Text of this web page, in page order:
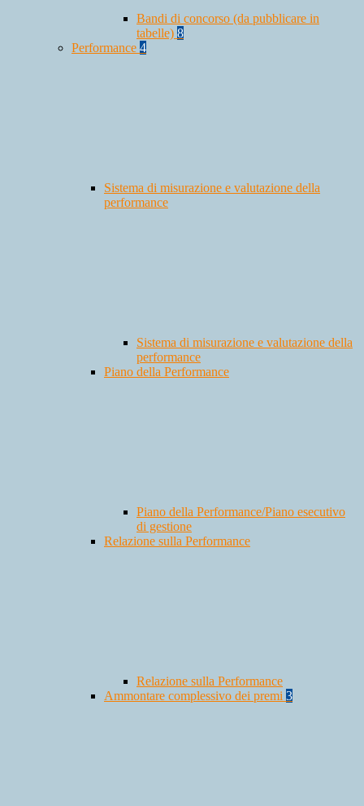
Bandi di concorso (da pubblicare in
tabelle) 8
Performance 4
Sistema di misurazione e valutazione della
performance
Sistema di misurazione e valutazione della
performance
Piano della Performance
Piano della Performance/Piano esecutivo
di gestione
Relazione sulla Performance
Relazione sulla Performance
Ammontare complessivo dei premi 3